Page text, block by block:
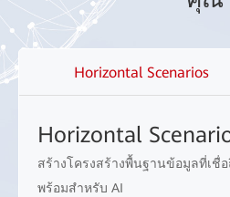
Horizontal Scenarios
Horizontal
สร้างโครงสร้างพื้นฐานข้อมูลที่เชื่
พร้อมสำหรับ AI